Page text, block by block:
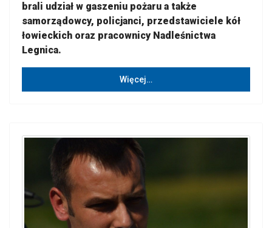
brali udział w gaszeniu pożaru a także
samorządowcy, policjanci, przedstawiciele kół
łowieckich oraz pracownicy Nadleśnictwa
Legnica.
Więcej…